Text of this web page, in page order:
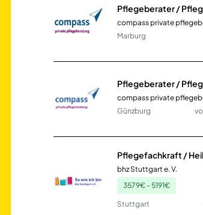
Marburg
Günzburg
bhz Stuttgart e. V.
3579€ - 5191€
Stuttgart